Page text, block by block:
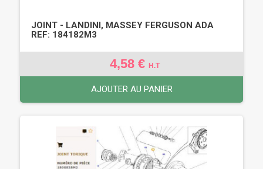
JOINT - LANDINI, MASSEY FERGUSON ADA
REF: 184182M3
4,58 € H.T
AJOUTER AU PANIER